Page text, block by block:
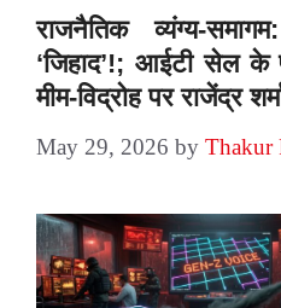
राजनैतिक व्यंग्य-
‘जिहाद’!; आईटी सेल
मीम-विद्रोह पर राजेंद्र
May 29, 2026 by Thakur